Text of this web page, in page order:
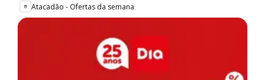
Atacadão - Ofertas da semana